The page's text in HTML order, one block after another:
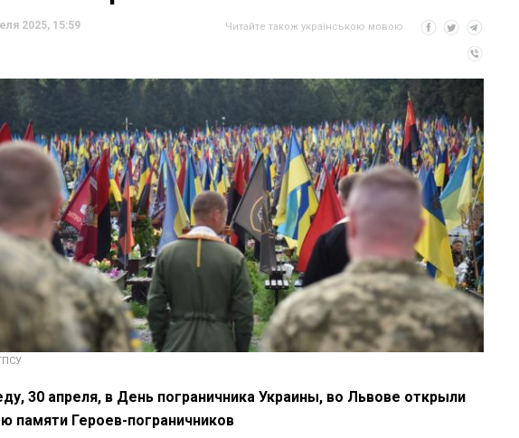
2025, 15:59 Читайте також українською мовою
30 апреля, в День пограничника Украины, во Львове открыли
памяти Героев-пограничников